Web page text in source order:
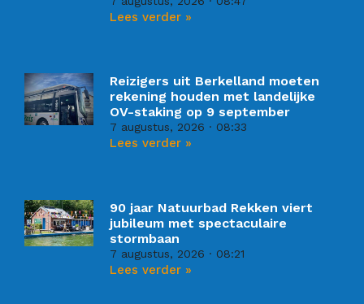
Lees verder »
Reizigers uit Berkelland moeten
rekening houden met landelijke
OV-staking op 9 september
7 augustus, 2026 08:33
Lees verder »
90 jaar Natuurbad Rekken viert
jubileum met spectaculaire
stormbaan
7 augustus, 2026 08:21
Lees verder »